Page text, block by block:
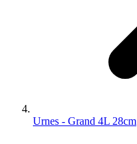
Urnes - Grand 4L 28cm